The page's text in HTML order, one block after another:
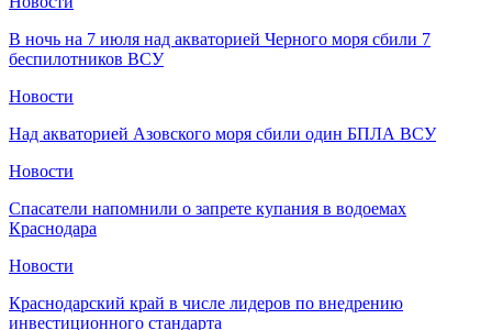
В ночь на 7 июля над акваторией Черного моря сбили 7
беспилотников ВСУ
Новости
Над акваторией Азовского моря сбили один БПЛА ВСУ
Новости
Спасатели напомнили о запрете купания в водоемах
Краснодара
Новости
Краснодарский край в числе лидеров по внедрению
инвестиционного стандарта